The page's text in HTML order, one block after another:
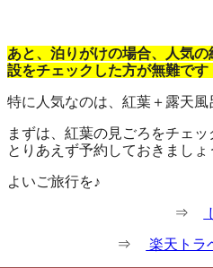
あと、泊りがけの場合、人気
設をチェックした方が無難です
特に人気なのは、紅葉＋露天風
まずは、紅葉の見ごろをチェ
とりあえず予約しておきましょ
よいご旅行を♪
⇒
⇒ 楽天トラ